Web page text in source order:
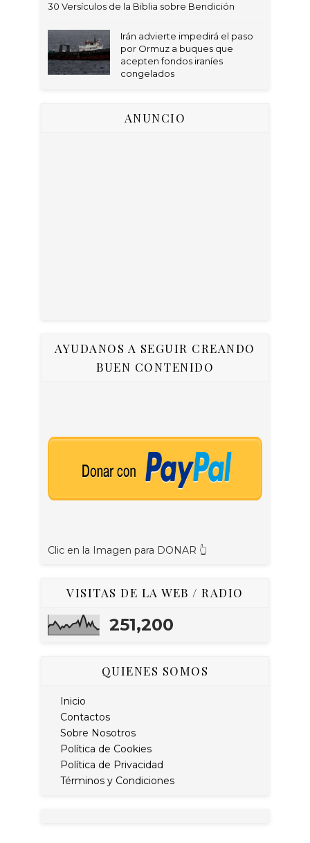
30 Versículos de la Biblia sobre Bendición
Irán advierte impedirá el paso
por Ormuz a buques que
acepten fondos iraníes
congelados
ANUNCIO
AYUDANOS A SEGUIR CREANDO
BUEN CONTENIDO
Clic en la Imagen para DONAR 👆
VISITAS DE LA WEB / RADIO
251,200
QUIENES SOMOS
Inicio
Contactos
Sobre Nosotros
Política de Cookies
Política de Privacidad
Términos y Condiciones